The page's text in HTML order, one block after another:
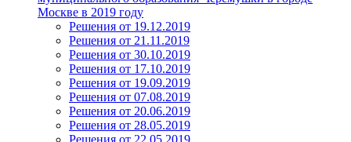
Москве в 2019 году
Решения от 19.12.2019
Решения от 21.11.2019
Решения от 30.10.2019
Решения от 17.10.2019
Решения от 19.09.2019
Решения от 07.08.2019
Решения от 20.06.2019
Решения от 28.05.2019
Решения от 22.05.2019